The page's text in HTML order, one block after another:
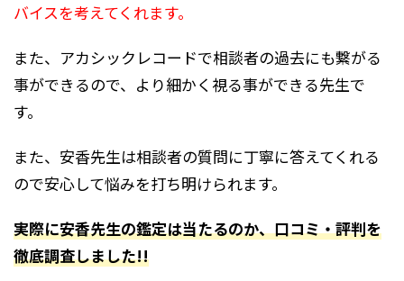
バイスを考えてくれます。
また、アカシックレコードで相談者の過去にも繋がる
事ができるので、より細かく視る事ができる先生で
す。
また、安香先生は相談者の質問に丁寧に答えてくれる
ので安心して悩みを打ち明けられます。
実際に安香先生の鑑定は当たるのか、口コミ・評判を
徹底調査しました!!